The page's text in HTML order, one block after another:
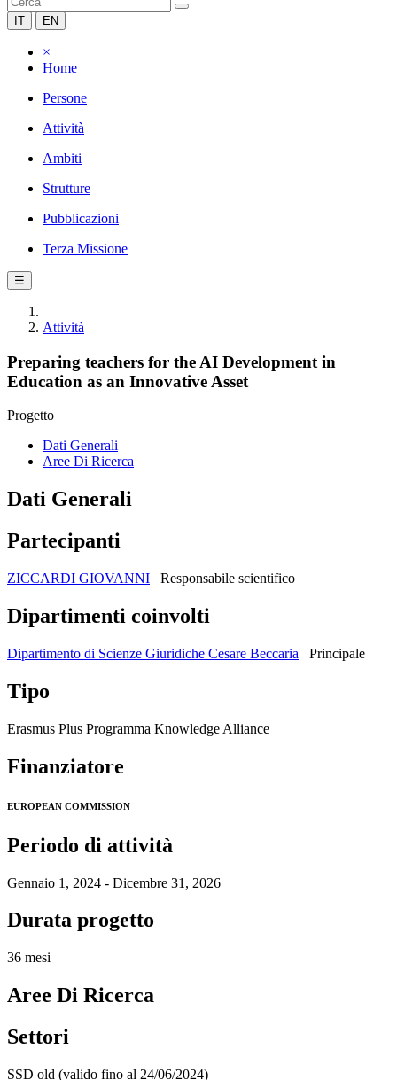
IT EN
×
Home
Persone
Attività
Ambiti
Strutture
Pubblicazioni
Terza Missione
☰
Attività
Preparing teachers for the AI Development in
Education as an Innovative Asset
Progetto
Dati Generali
Aree Di Ricerca
Dati Generali
Partecipanti
ZICCARDI GIOVANNI Responsabile scientifico
Dipartimenti coinvolti
Dipartimento di Scienze Giuridiche Cesare Beccaria Principale
Tipo
Erasmus Plus Programma Knowledge Alliance
Finanziatore
EUROPEAN COMMISSION
Periodo di attività
Gennaio 1, 2024 - Dicembre 31, 2026
Durata progetto
36 mesi
Aree Di Ricerca
Settori
SSD old (valido fino al 24/06/2024)